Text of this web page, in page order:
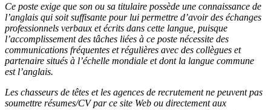
Ce poste exige que son ou sa titulaire possède une connaissance de
l’anglais qui soit suffisante pour lui permettre d’avoir des échanges
professionnels verbaux et écrits dans cette langue, puisque
l’accomplissement des tâches liées à ce poste nécessite des
communications fréquentes et régulières avec des collègues et
partenaire situés à l’échelle mondiale et dont la langue commune
est l’anglais.
Les chasseurs de têtes et les agences de recrutement ne peuvent pas
soumettre résumes/CV par ce site Web ou directement aux